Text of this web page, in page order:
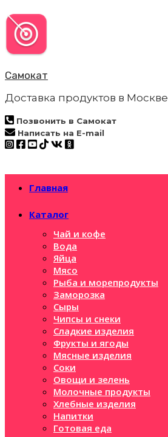
к
содержимому
Самокат
Доставка продуктов в Москве
Позвонить в Самокат
Написать на E-mail
Главная
Каталог
Чай и кофе
Вода
Яйца
Мясо
Рыба и морепродукты
Заморозка
Сыры
Чипсы и снеки
Сладкие изделия
Фрукты и ягоды
Мясные изделия
Соки
Овощи и зелень
Молочные продукты
Хлебные изделия
Напитки
Готовая еда